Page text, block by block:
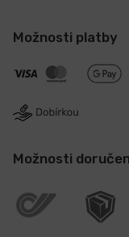
Možnosti platby
Možnosti